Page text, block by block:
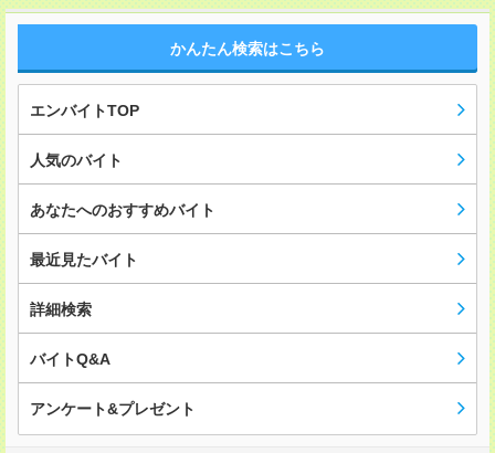
かんたん検索はこちら
エンバイトTOP
人気のバイト
あなたへのおすすめバイト
最近見たバイト
詳細検索
バイトQ&A
アンケート&プレゼント